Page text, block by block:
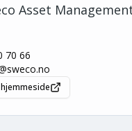
Asset
70 66